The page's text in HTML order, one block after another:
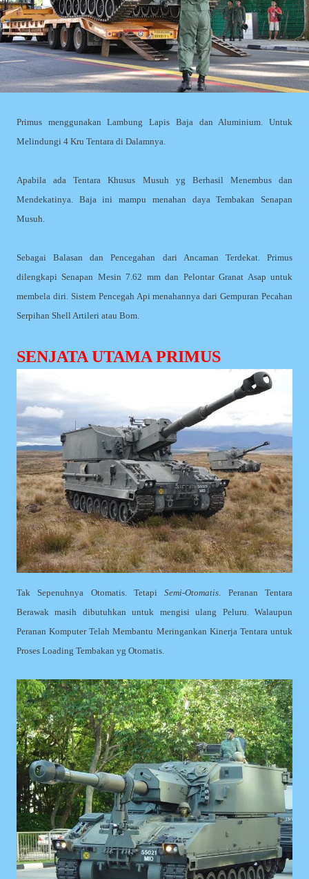
Primus menggunakan Lambung Lapis Baja dan Aluminium. Untuk
Melindungi 4 Kru Tentara di Dalamnya.
Apabila ada Tentara Khusus Musuh yg Berhasil Menembus dan
Mendekatinya. Baja ini mampu menahan daya Tembakan Senapan
Musuh.
Sebagai Balasan dan Pencegahan dari Ancaman Terdekat. Primus
dilengkapi Senapan Mesin 7.62 mm dan Pelontar Granat Asap untuk
membela diri. Sistem Pencegah Api menahannya dari Gempuran Pecahan
Serpihan Shell Artileri atau Bom.
SENJATA UTAMA PRIMUS
Tak Sepenuhnya Otomatis. TetapiSemi-Otomatis. Peranan Tentara
Berawak masih dibutuhkan untuk mengisi ulang Peluru. Walaupun
Peranan Komputer Telah Membantu Meringankan Kinerja Tentara untuk
Proses Loading Tembakan yg Otomatis.